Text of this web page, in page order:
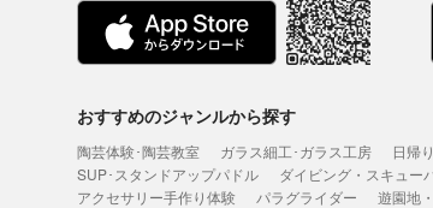
おすすめのジャンルから探す
陶芸体験･陶芸教室 ガラス細工･ガラス工房 日帰
SUP･スタンドアップパドル
ダイビング・スキュー
アクセサリー手作り体験
パラグライダー 遊園地